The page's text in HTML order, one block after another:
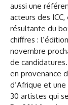
aussi une
acteurs des
résultante du
chiffres :
novembre
de
en provenance
d’Afrique et
30 artistes qui